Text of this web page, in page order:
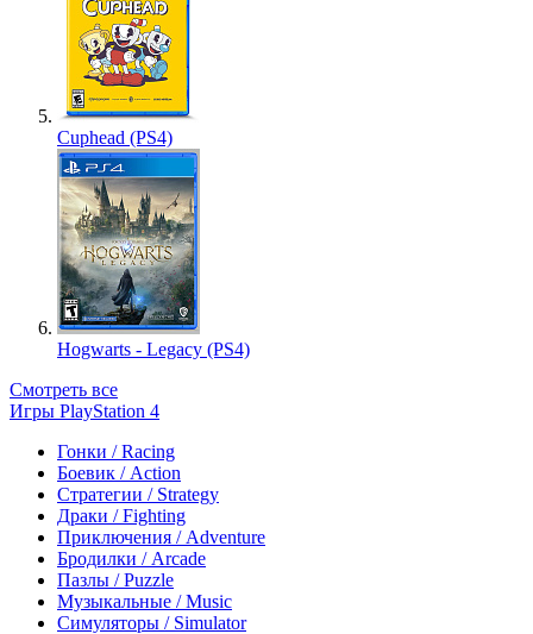
Cuphead (PS4)
Hogwarts - Legacy (PS4)
Смотреть все
Игры PlayStation 4
Гонки / Racing
Боевик / Action
Стратегии / Strategy
Драки / Fighting
Приключения / Adventure
Бродилки / Arcade
Пазлы / Puzzle
Музыкальные / Music
Симуляторы / Simulator